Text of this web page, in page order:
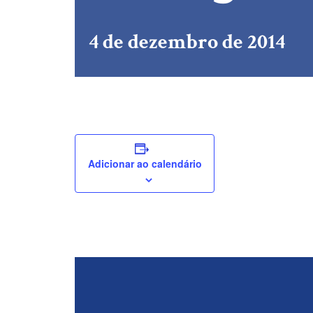
4 de dezembro de 2014
Adicionar ao calendário